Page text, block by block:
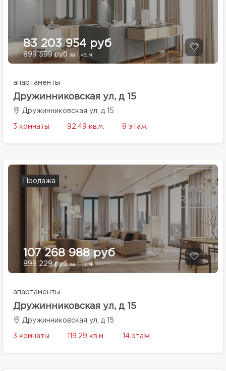
83 203 954 руб
899 599 руб за 1 кв.м.
апартаменты
Дружинниковская ул, д 15
Дружинниковская ул, д 15
3 комнаты 92.49 кв.м. 8 этаж
Продажа
107 268 988 руб
899 229 рубза 1 кв.м.
апартаменты
Дружинниковская ул, д 15
Дружинниковская ул, д 15
3 комнаты 119.29 кв.м. 14 этаж